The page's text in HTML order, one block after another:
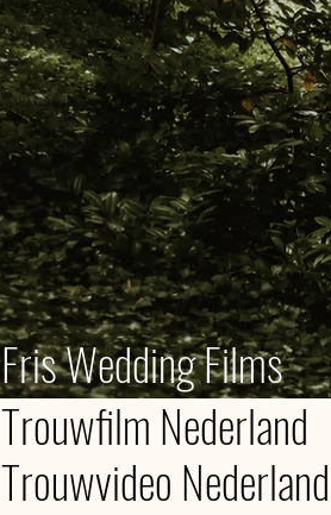
Fris Wedding Films
Trouwfilm Nederland
Trouwvideo Nederland